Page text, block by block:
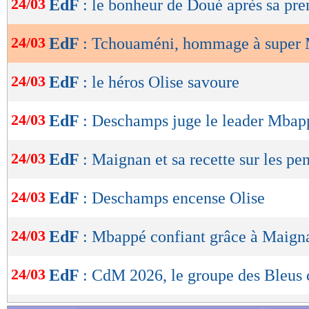
de
OK
24/03 EdF : le bonheur de Doué après sa
24/03 EdF : Tchouaméni, hommage à super
24/03 EdF : le héros Olise savoure
24/03 EdF : Deschamps juge le leader
24/03 EdF : Maignan et sa recette sur les
24/03 EdF : Deschamps encense Olise
24/03 EdF : Mbappé confiant grâce à
24/03 EdF : CdM 2026, le groupe des Bleus